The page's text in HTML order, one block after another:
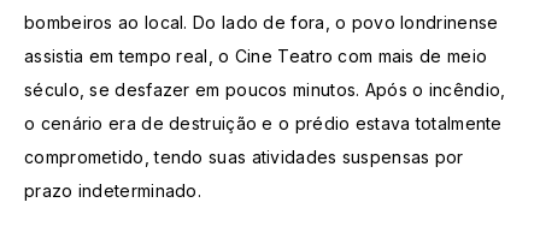
bombeiros ao local. Do lado de fora, o povo londrinense
assistia em tempo real, o Cine Teatro com mais de meio
século, se desfazer em poucos minutos. Após o incêndio,
o cenário era de destruição e o prédio estava totalmente
comprometido, tendo suas atividades suspensas por
prazo indeterminado.